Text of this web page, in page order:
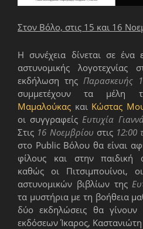
Στον Βόλο, στις 15 και 16
Η συνέχεια δίνεται σε ένα
αστυνομικής λογοτεχνίας
εκδήλωση της Παρασκευής
συμμετέχουν τα μέλη
Μαμαλούκας και Κώστας
οι συγγραφείς Ευτυχία
Στις 16 Νοεμβρίου στις 12:00
στο Public Βόλου θα είναι
φίλους και στην παιδική
καθώς οι Πιτσιμπουίνοι,
αστυνομικών βιβλίων της
τα μυστήρια με τη βοήθεια
δύο εκδηλώσεις θα
εκδόσεων Ίκαρος,